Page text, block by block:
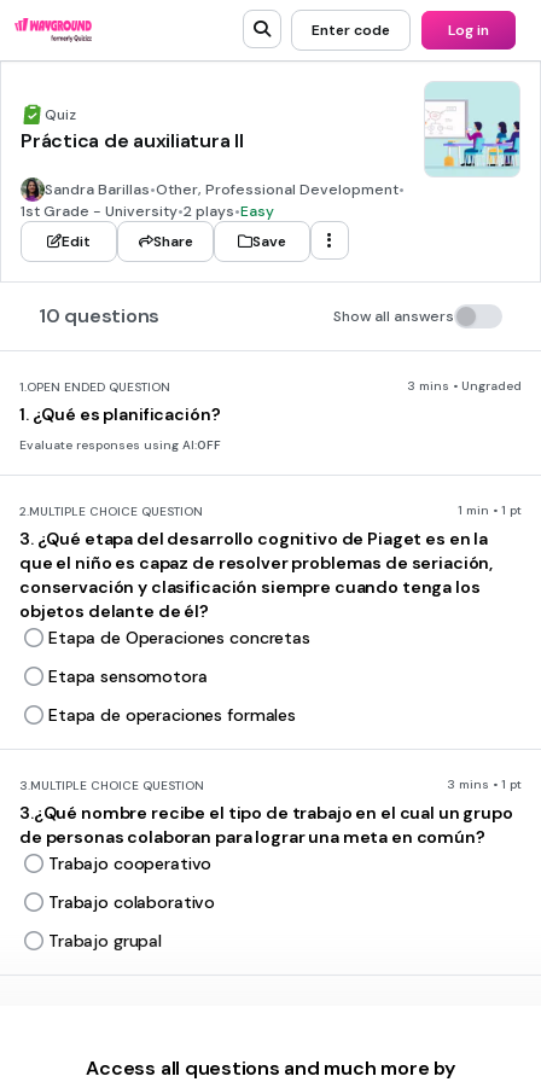
Enter code Log in
Quiz
Práctica de auxiliatura II
Sandra Barillas•Other, Professional Development•
1st Grade - University•2 plays•Easy
Edit
Share Save
10 questions Show all answers
1.OPEN ENDED QUESTION 3 mins • Ungraded
1. ¿Qué es planificación?
Evaluate responses using AI:OFF
2.MULTIPLE CHOICE QUESTION 1 min • 1 pt
3. ¿Qué etapa del desarrollo cognitivo de Piaget es en la
que el niño es capaz de resolver problemas de seriación,
conservación y clasificación siempre cuando tenga los
objetos delante de él?
Etapa de Operaciones concretas
Etapa sensomotora
Etapa de operaciones formales
3.MULTIPLE CHOICE QUESTION 3 mins • 1 pt
3.¿Qué nombre recibe el tipo de trabajo en el cual un grupo
de personas colaboran para lograr una meta en común?
Trabajo cooperativo
Trabajo colaborativo
Trabajo grupal
Evaluate responses using AI:OFF
Access all questions and much more by